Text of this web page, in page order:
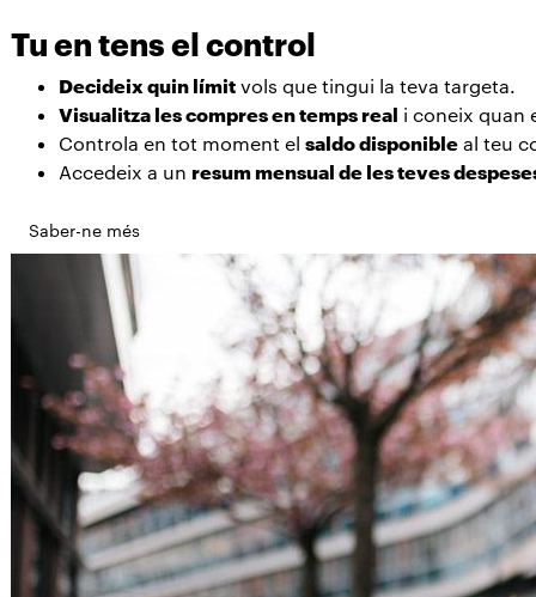
Tu en tens el control
Decideix quin límitvols que tingui la teva targeta.
Visualitza les compres en temps real i coneix quan
Controla en tot moment el saldo disponibleal teu
Accedeix a un resum mensual de les teves
Saber-ne més